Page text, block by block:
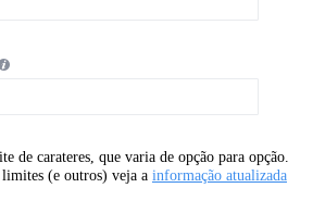
de carateres, que varia de opção para opção.
limites (e outros) veja a informação atualizada